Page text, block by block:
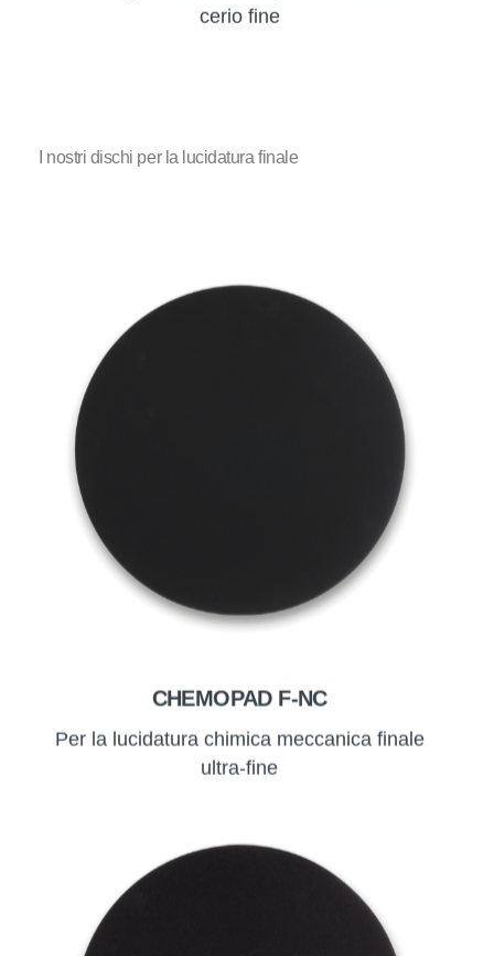
cerio fine
I nostri dischi per la lucidatura finale
CHEMOPAD F-NC
Per la lucidatura chimica meccanica finale
ultra-fine